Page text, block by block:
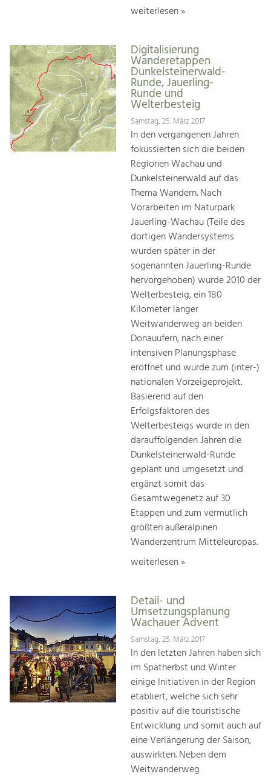
weiterlesen »
Digitalisierung
Wanderetappen
Dunkelsteinerwald-
Runde, Jauerling-
Runde und
Welterbesteig
Samstag, 25. März 2017
In den vergangenen Jahren
fokussierten sich die beiden
Regionen Wachau und
Dunkelsteinerwald auf das
Thema Wandern. Nach
Vorarbeiten im Naturpark
Jauerling-Wachau (Teile des
dortigen Wandersystems
wurden später in der
sogenannten Jauerling-Runde
hervorgehoben) wurde 2010 der
Welterbesteig, ein 180
Kilometer langer
Weitwanderweg an beiden
Donauufern, nach einer
intensiven Planungsphase
eröffnet und wurde zum (inter-)
nationalen Vorzeigeprojekt.
Basierend auf den
Erfolgsfaktoren des
Welterbesteigs wurde in den
darauffolgenden Jahren die
Dunkelsteinerwald-Runde
geplant und umgesetzt und
ergänzt somit das
Gesamtwegenetz auf 30
Etappen und zum vermutlich
größten außeralpinen
Wanderzentrum Mitteleuropas.
weiterlesen »
Detail- und
Umsetzungsplanung
Wachauer Advent
Samstag, 25. März 2017
In den letzten Jahren haben sich
im Spätherbst und Winter
einige Initiativen in der Region
etabliert, welche sich sehr
positiv auf die touristische
Entwicklung und somit auch auf
eine Verlängerung der Saison,
auswirkten. Neben dem
Weitwanderweg